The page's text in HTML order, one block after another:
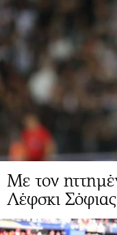
Με τον
Λέφσκι